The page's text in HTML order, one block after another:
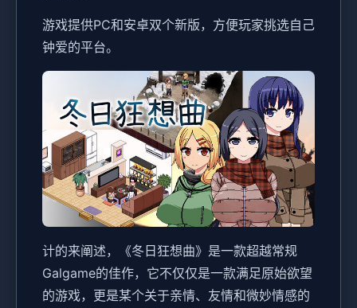
游戏提供PC和安卓双个新版，方便玩家挑选自己
钟爱的平台。
计的来阐述，《冬日狂想曲》是一款​​超越常规
Galgame的佳作​​，它不仅仅是一款满足原始欲望
的游戏，更是某个关于亲情、友情和微妙情感的